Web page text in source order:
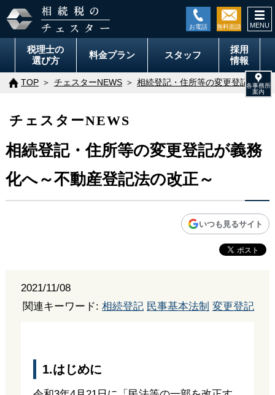
税理士の
選び方
料金プラン スタッフ
採用
情報
TOP チェスターNEWS 相続登記・住所等の変更登記が義
チェスターNEWS
相続登記・住所等の変更登記が義務
化へ～不動産登記法の改正～
いつも見るサイト
2021/11/08
関連キーワード:相続登記 民事基本法制 変更登記
1.はじめに